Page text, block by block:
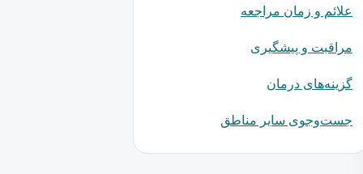
علائم و زمان مراجعه
مراقبت و پیشگیری
گزینه‌های درمان
جست‌وجوی سایر مناطق